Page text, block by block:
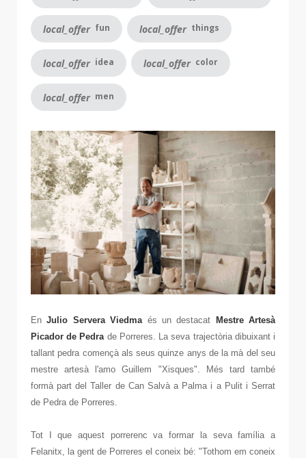
local_offer fun local_offer things
local_offer idea local_offer color
local_offer men
EnJulio Servera Viedmaés un destacat
Mestre Artesà
Picador de Pedrade Porreres. La seva trajectòria dibuixant i
tallant pedra començà als seus quinze anys de la mà del seu
mestre artesà l'amo Guillem "Xisques". Més tard també
formà part del Taller de Can Salvà a Palma i a Pulit i Serrat
de Pedra de Porreres.
Tot I que aquest porrerenc va formar la seva família a
Felanitx, la gent de Porreres el coneix bé: "Tothom em coneix